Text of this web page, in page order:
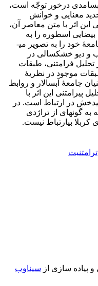
بسامدی درخور توجّه است،
معنایی و خوانش
این اثر با متن معاصر آن،
اسطوره را به
چالش می­کشد و آرش مطلوب خود و جامعۀ خود را به تصویر می­
و دیو خشکسالی در
تحلیل فرامتنی، طبقات
موجود در نظریۀ
جامعۀ آب­سالار و روابط
پیرامتنی این اثر با
بیدخش در ارتباط است. در
به گونه­ای از تراژدی
کربلا بی­ارتباط نیست.
ترامتنیت
پیاده سازی از سیناوب